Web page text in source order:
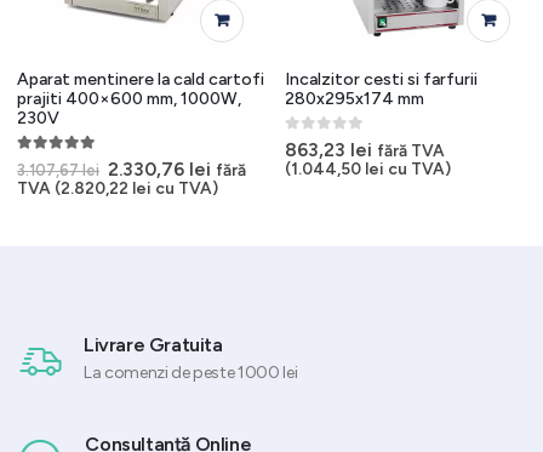
Aparat mentinere la cald cartofi
prajiti 400×600 mm, 1000W,
230V
5.00out of 5
3.107,67lei Prețul
inițial
a
2.330,76 leiPrețul
curent
fără
TVA (2.820,22 lei cu TVA)
Incalzitor cesti si farfurii
280x295x174 mm
0out of 5
863,23 lei fără TVA
(1.044,50 lei cu TVA)
Livrare Gratuita
La comenzi de peste 1000 lei
Consultanță Online